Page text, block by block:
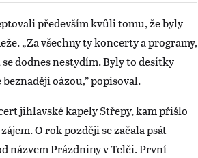
především kvůli tomu, že byly
„Za všechny ty koncerty a programy,
dodnes nestydím. Byly to desítky
oázou,” popisoval.
jihlavské kapely Střepy, kam přišlo
O rok později se začala psát
názvem Prázdniny v Telči. První